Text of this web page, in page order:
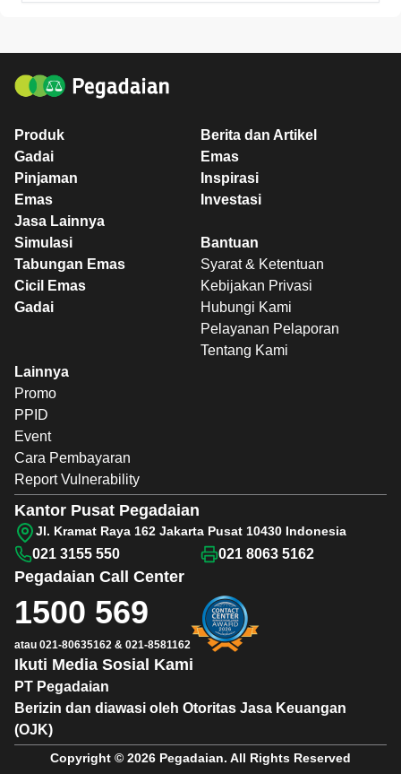
Produk
Gadai
Pinjaman
Emas
Jasa Lainnya
Berita dan Artikel
Emas
Inspirasi
Investasi
Simulasi
Tabungan Emas
Cicil Emas
Gadai
Bantuan
Syarat & Ketentuan
Kebijakan Privasi
Hubungi Kami
Pelayanan Pelaporan
Tentang Kami
Lainnya
Promo
PPID
Event
Cara Pembayaran
Report Vulnerability
PT Pegadaian
Berizin dan diawasi oleh Otoritas Jasa Keuangan
(OJK)
Ikuti Media Sosial Kami
Pegadaian Call Center
1500 569
atau 021-80635162 & 021-8581162
Kantor Pusat Pegadaian
Jl. Kramat Raya 162 Jakarta Pusat 10430 Indonesia
021 3155 550 021 8063 5162
Copyright © 2026 Pegadaian. All Rights Reserved